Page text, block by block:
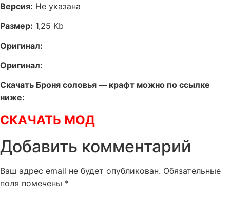
Версия: Не указана
Размер: 1,25 Kb
Оригинал:
Оригинал:
Скачать Броня соловья — крафт можно по ссылке
ниже:
СКАЧАТЬ МОД
Добавить комментарий
Ваш адрес email не будет опубликован. Обязательные
поля помечены *